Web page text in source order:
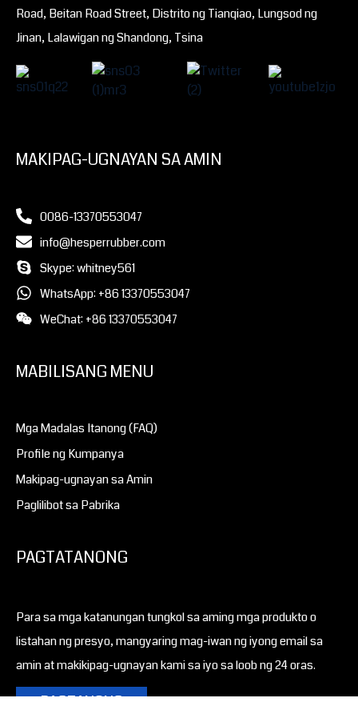
Road, Beitan Road Street, Distrito ng Tianqiao, Lungsod ng
Jinan, Lalawigan ng Shandong, Tsina
MAKIPAG-UGNAYAN SA AMIN
0086-13370553047
info@hesperrubber.com
Skype: whitney561
WhatsApp: +86 13370553047
WeChat: +86 13370553047
MABILISANG MENU
Mga Madalas Itanong (FAQ)
Profile ng Kumpanya
Makipag-ugnayan sa Amin
Paglilibot sa Pabrika
PAGTATANONG
Para sa mga katanungan tungkol sa aming mga produkto o
listahan ng presyo, mangyaring mag-iwan ng iyong email sa
amin at makikipag-ugnayan kami sa iyo sa loob ng 24 oras.
PAGTANONG